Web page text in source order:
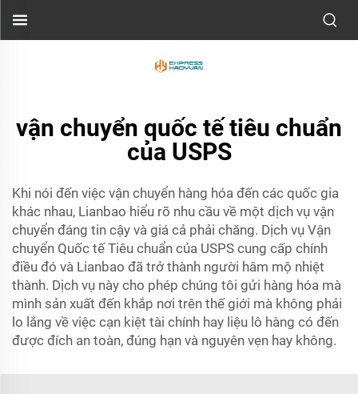
vận chuyển quốc tế tiêu chuẩn
của USPS
Khi nói đến việc vận chuyển hàng hóa đến các quốc gia
khác nhau, Lianbao hiểu rõ nhu cầu về một dịch vụ vận
chuyển đáng tin cậy và giá cả phải chăng. Dịch vụ Vận
chuyển Quốc tế Tiêu chuẩn của USPS cung cấp chính
điều đó và Lianbao đã trở thành người hâm mộ nhiệt
thành. Dịch vụ này cho phép chúng tôi gửi hàng hóa mà
mình sản xuất đến khắp nơi trên thế giới mà không phải
lo lắng về việc cạn kiệt tài chính hay liệu lô hàng có đến
được đích an toàn, đúng hạn và nguyên vẹn hay không.